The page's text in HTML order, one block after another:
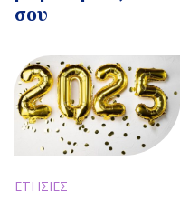
σου
ΕΤΗΣΙΕΣ